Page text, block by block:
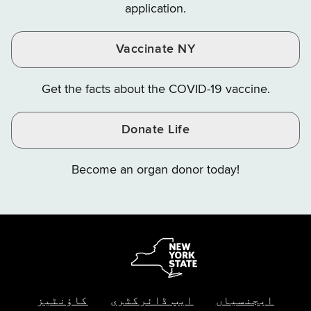
application.
Vaccinate NY
Get the facts about the COVID-19 vaccine.
Donate Life
Become an organ donor today!